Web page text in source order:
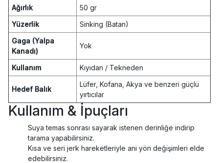
Ağırlık
50 gr
Yüzerlik
Sinking (Batan)
Gaga (Yalpa
Kanadı)
Yok
Kullanım Kıyıdan / Tekneden
Hedef Balık
Lüfer, Kofana, Akya ve benzeri güçlü
yırtıcılar
Kullanım & İpuçları
Suya temas sonrası sayarak istenen derinliğe indirip
tarama yapabilirsiniz.
Kısa ve seri jerk hareketleriyle ani yön değişimleri elde
edebilirsiniz.